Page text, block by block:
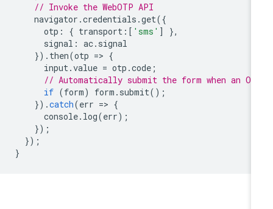
// Invoke the WebOTP API
navigator.credentials.get
otp
{ transport :['sms']
signal: ac.signal
}).then( otp =
input.value = otp.code
// Automatically submit the form when an
if (form) form.submit
}).catch( err =
console.log(err